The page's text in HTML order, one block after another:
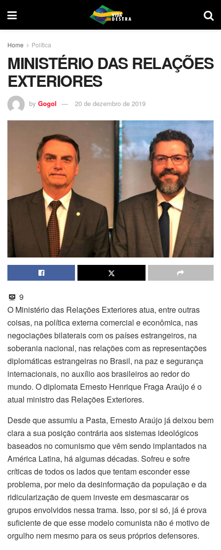
Home Política
MINISTÉRIO DAS RELAÇÕES
EXTERIORES
by Gogol 20 de dezembro de 2019
9
O Ministério das Relações Exteriores atua, entre outras
coisas, na política externa comercial e econômica, nas
negociações bilaterais com os países estrangeiros, na
soberania nacional, nas relações com as representações
diplomáticas estrangeiras no Brasil, na paz e segurança
internacionais, no auxílio aos brasileiros ao redor do
mundo. O diplomata Ernesto Henrique Fraga Araújo é o
atual ministro das Relações Exteriores.
Desde que assumiu a Pasta, Ernesto Araújo já deixou bem
clara a sua posição contrária aos sistemas ideológicos
baseados no comunismo que vêm sendo implantados na
América Latina, há algumas décadas. Sofreu e sofre
críticas de todos os lados que tentam esconder esse
problema, por meio da desinformação da população e da
ridicularização de quem investe em desmascarar os
grupos envolvidos nessa trama. Isso, por si só, já é prova
suficiente de que esse modelo comunista não é motivo de
orgulho nem mesmo para os seus próprios defensores.